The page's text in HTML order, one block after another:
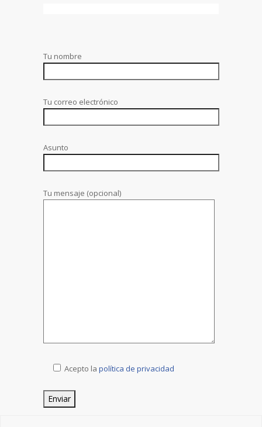
Tu nombre
Tu correo electrónico
Asunto
Tu mensaje (opcional)
Acepto la política de privacidad